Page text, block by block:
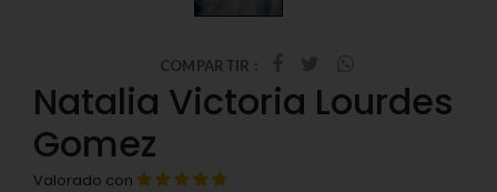
COMPARTIR :
Natalia Victoria Lourdes
Gomez
Valorado con